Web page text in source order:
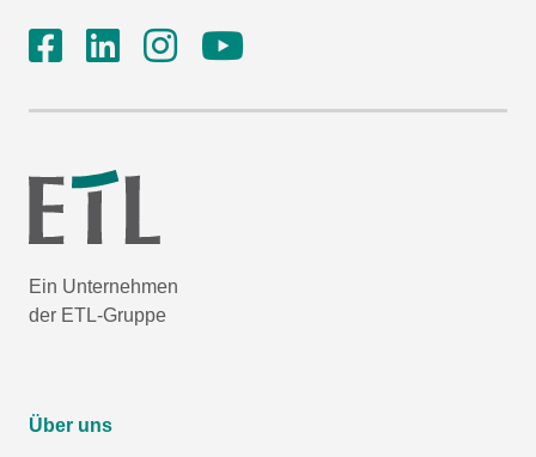
Ein Unternehmen
der ETL-Gruppe
Über uns